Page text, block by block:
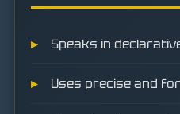
Speaks in
Uses precise and